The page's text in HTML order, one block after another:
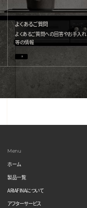
よくあるご質問
よくあるご質問への回答やお手入れ
等の情報
Menu
ホーム
製品一覧
ARIAFINAについて
アフターサービス